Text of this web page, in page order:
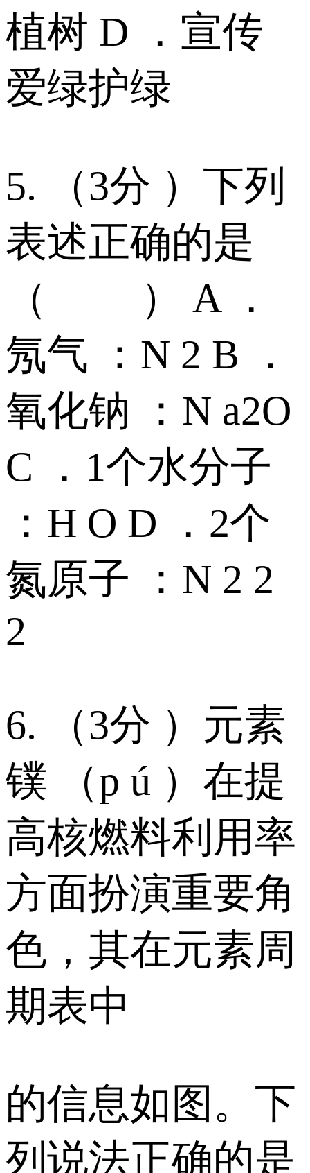
植树 D ．宣传
爱绿护绿
5. （3分 ）下列
表述正确的是
（ ） A ．
氖气 ：N 2 B ．
氧化钠 ：N a2O
C ．1个水分子
：H O D ．2个
氮原子 ：N 2 2
2
6. （3分 ）元素
镤 （p ú ）在提
高核燃料利用率
方面扮演重要角
色，其在元素周
期表中
的信息如图。下
列说法正确的是